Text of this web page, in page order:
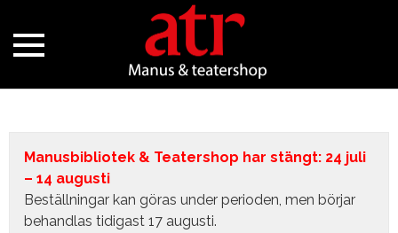
Manusbibliotek & Teatershop har stängt: 24 juli
– 14 augusti
Beställningar kan göras under perioden, men börjar
behandlas tidigast 17 augusti.